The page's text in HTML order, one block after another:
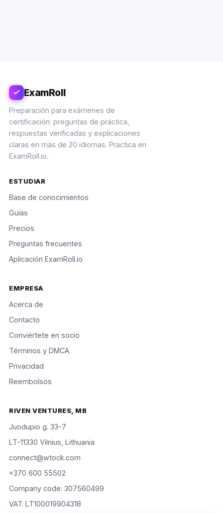
ExamRoll
Preparación para exámenes de
certificación: preguntas de práctica,
respuestas verificadas y explicaciones
claras en más de 20 idiomas. Practica en
ExamRoll.io.
ESTUDIAR
Base de conocimientos
Guías
Precios
Preguntas frecuentes
Aplicación ExamRoll.io
EMPRESA
Acerca de
Contacto
Conviértete en socio
Términos y DMCA
Privacidad
Reembolsos
RIVEN VENTURES, MB
Juodupio g. 33-7
LT-11330 Vilnius, Lithuania
connect@wtock.com
+370 600 55502
Company code: 307560499
VAT: LT100019904318